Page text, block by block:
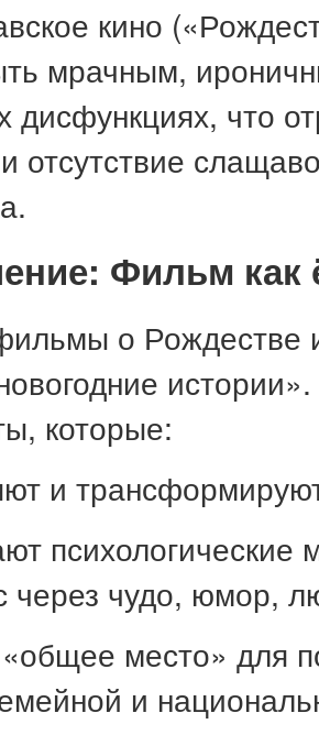
кино
мрачным,
дисфункциях, что
отсутствие
Фильм как
о Рождестве
которые:
и
психологические
через чудо, юмор,
место» для
и